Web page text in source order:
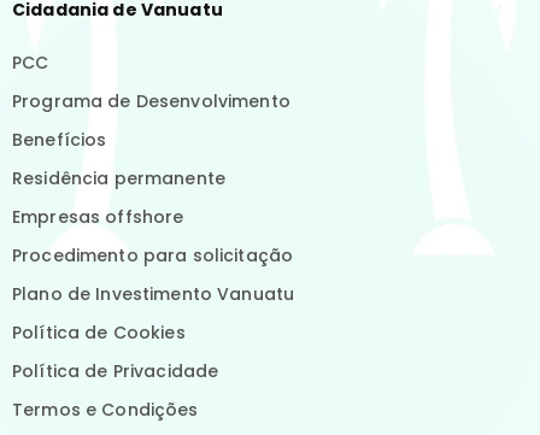
Cidadania de Vanuatu
PCC
Programa de Desenvolvimento
Benefícios
Residência permanente
Empresas offshore
Procedimento para solicitação
Plano de Investimento Vanuatu
Política de Cookies
Política de Privacidade
Termos e Condições